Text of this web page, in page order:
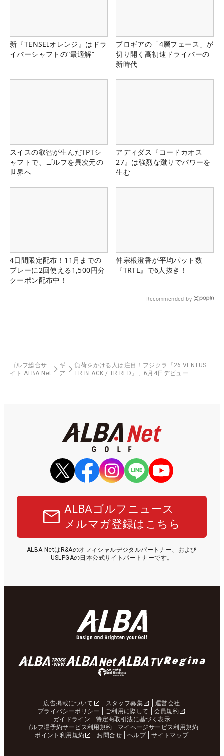
新『TENSEIオレンジ』はドラ
イバーシャフトの“最適解”
プロギアの「4層フェース」が
切り開く高初速ドライバーの
新時代
スイスの叡智が生んだTPTシ
ャフトで、ゴルフを異次元の
世界へ
アディダス『コードカオス
27』は強烈な蹴りでパワーを
生む
4日間限定配布！11月までの
プレーに2回使える1,500円分
クーポン配布中！
仲宗根澄香が平均パット数
『TRTL』で6人抜き！
Recommended by
ゴルフ総合サ
イト ALBA Net
ギ
ア
負荷をかける人は注目！フジクラ『26 VENTUS
TR BLACK / TR RED』、6月4日デビュー
ALBAゴルフニュース
メルマガ登録はこちら
ALBA NetはR&Aのオフィシャルデジタルパートナー、および
USLPGAの日本公式サイトパートナーです。
広告掲載について スタッフ募集
運営会社
プライバシーポリシー
ご利用に際して
会員規約
ガイドライン
特定商取引法に基づく表示
ゴルフ場予約サービス利用規約
マイページサービス利用規約
ポイント利用規約
お問合せ ヘルプ サイトマップ